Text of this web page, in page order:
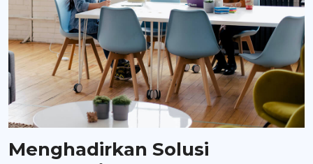
Menghadirkan Solusi